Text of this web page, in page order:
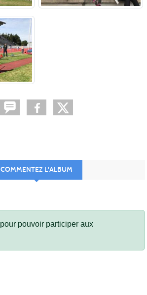
COMMENTEZ L'ALBUM
pour pouvoir participer aux